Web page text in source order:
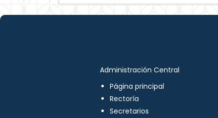
Administración Central
Página principal
Rectoría
Secretarios